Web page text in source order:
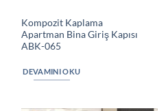
Kompozit Kaplama
Apartman Bina Giriş Kapısı
ABK-065
DEVAMINI OKU